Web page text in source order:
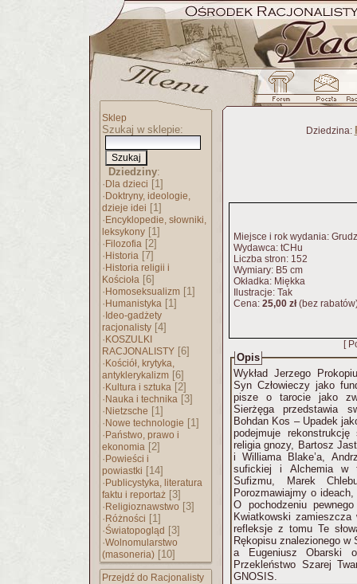
Sklep
Szukaj w sklepie:
Dziedziny:
· Dla dzieci [1]
· Doktryny, ideologie,
dzieje idei [1]
· Encyklopedie, słowniki,
leksykony [1]
· Filozofia [2]
· Historia [7]
· Historia religii i
Kościoła [6]
· Homoseksualizm [1]
· Humanistyka [1]
· Ideo-gadżety
racjonalisty [4]
· KOSZULKI
RACJONALISTY [6]
· Kościół, krytyka,
antyklerykalizm [6]
· Kultura i sztuka [2]
· Nauka i technika [3]
· Nietzsche [1]
· Nowe technologie [1]
· Państwo, prawo i
ekonomia [2]
· Powieści i
powiastki [14]
· Publicystyka, literatura
faktu i reportaż [3]
· Religioznawstwo [3]
· Różności [1]
·Światopogląd [3]
·Wolnomularstwo
(masoneria) [10]
Przejdź do Racjonalisty
Dziedzina:
Miejsce i rok wydania:
Wydawca: tCHu
Liczba stron: 152
Wymiary: B5 cm
Okładka: Miękka
Ilustracje: Tak
Cena: 25,00 zł(bez
[
Opis
Wykład Jerzego
Syn Człowieczy jako
pisze o tarocie jako
Sierżęga przedstawia
Bohdan Kos – Upadek
podejmuje
religia gnozy, Bartosz
i Williama Blake’a,
sufickiej i Alchemia w
Sufizmu, Marek
Porozmawiajmy o
O pochodzeniu
Kwiatkowski
refleksje z tomu Te
Rękopisu znalezionego w
a Eugeniusz Obarski
Przekleństwo Szarej
GNOSIS.